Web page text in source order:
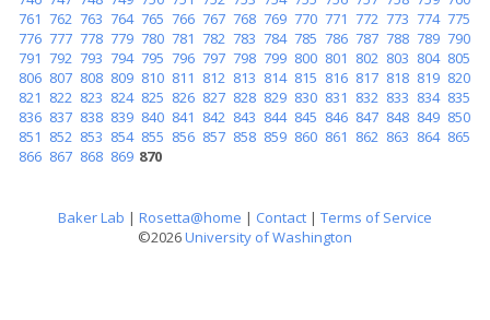
761 762 763 764 765 766 767 768 769 770 771 772 773 774 775
776 777 778 779 780 781 782 783 784 785 786 787 788 789 790
791 792 793 794 795 796 797 798 799 800 801 802 803 804 805
806 807 808 809 810 811 812 813 814 815 816 817 818 819 820
821 822 823 824 825 826 827 828 829 830 831 832 833 834 835
836 837 838 839 840 841 842 843 844 845 846 847 848 849 850
851 852 853 854 855 856 857 858 859 860 861 862 863 864 865
866 867 868 869 870
Baker Lab | Rosetta@home | Contact | Terms of Service
©2026University of Washington